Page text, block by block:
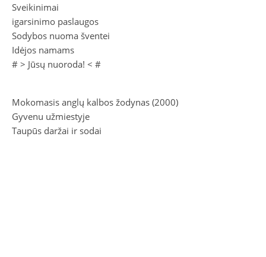
Sveikinimai
igarsinimo paslaugos
Sodybos nuoma šventei
Idėjos namams
# > Jūsų nuoroda! < #
Mokomasis anglų kalbos žodynas (2000)
Gyvenu užmiestyje
Taupūs daržai ir sodai